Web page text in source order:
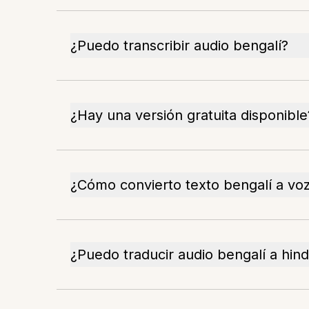
¿Puedo transcribir audio bengalí?
¿Hay una versión gratuita
¿Cómo convierto texto bengalí a
¿Puedo traducir audio bengalí a